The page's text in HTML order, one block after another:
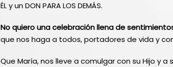
ÉL y un DON PARA LOS DEMÁS.
No quiero una celebración llena de
que nos haga a todos, portadores de vida y
Que María, nos lleve a comulgar con su Hijo y